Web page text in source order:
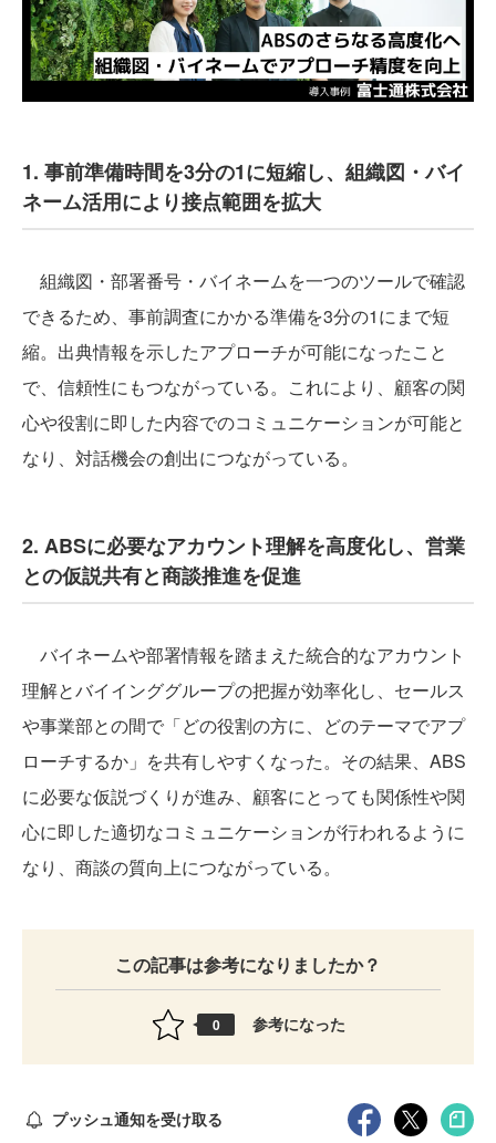
1. 事前準備時間を3分の1に短縮し、組織図・バイ
ネーム活用により接点範囲を拡大
組織図・部署番号・バイネームを一つのツールで確認
できるため、事前調査にかかる準備を3分の1にまで短
縮。出典情報を示したアプローチが可能になったこと
で、信頼性にもつながっている。これにより、顧客の関
心や役割に即した内容でのコミュニケーションが可能と
なり、対話機会の創出につながっている。
2. ABSに必要なアカウント理解を高度化し、営業
との仮説共有と商談推進を促進
バイネームや部署情報を踏まえた統合的なアカウント
理解とバイインググループの把握が効率化し、セールス
や事業部との間で「どの役割の方に、どのテーマでアプ
ローチするか」を共有しやすくなった。その結果、ABS
に必要な仮説づくりが進み、顧客にとっても関係性や関
心に即した適切なコミュニケーションが行われるように
なり、商談の質向上につながっている。
この記事は参考になりましたか？
0 参考になった
プッシュ通知を受け取る